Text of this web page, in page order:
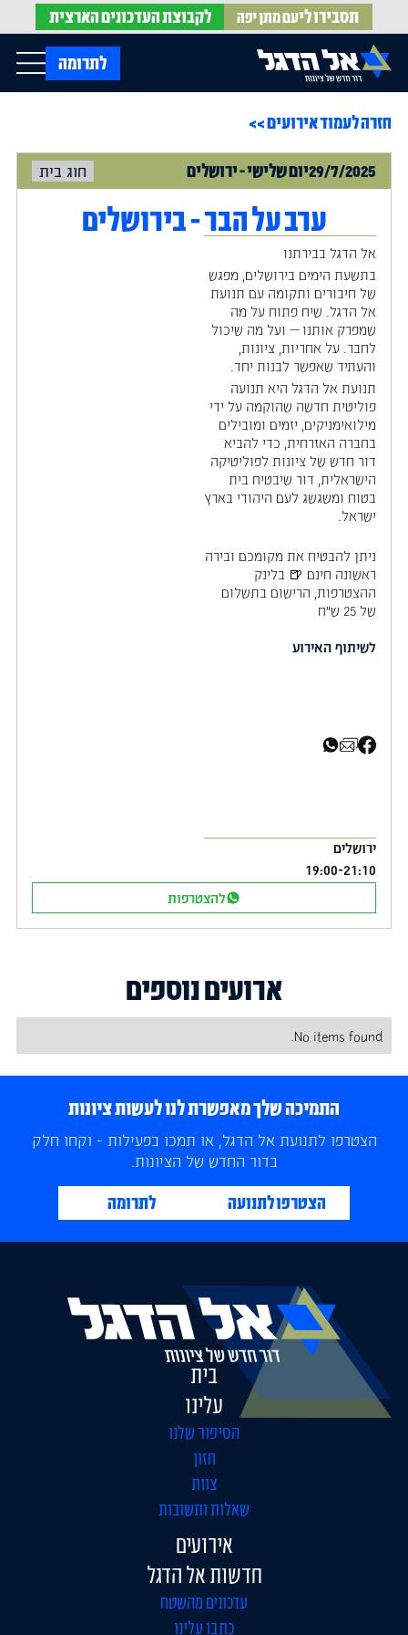
תסבירו ליעם מתן יפה לקבוצתהעדכונים הארצית
בית
עלינו
אירועים
חדשות אל הדגל
עדכונים מהשטח
הופעות בתקשורת
חוק אל הדגל
חמ"ל הגיוס
צרו קשר
EN
לתרומה Menu
חזרה לעמוד אירועים >>
29/7/2025יוםשלישי-ירושלים חוג בית
ערב על הבר - בירושלים
אל הדגל בבירתנו
בתשעת הימים בירושלים, מפגש
של חיבורים ותקומה עם תנועת
אל הדגל. שיח פתוח על מה
שמפרק אותנו — ועל מה שיכול
לחבר. על אחריות, ציונות,
והעתיד שאפשר לבנות יחד.
תנועת אל הדגל היא תנועה
פוליטית חדשה שהוקמה על ידי
מילואימניקים, יזמים ומובילים
בחברה האזרחית, כדי להביא
דור חדש של ציונות לפוליטיקה
הישראלית, דור שיבטיח בית
בטוח ומשגשג לעם היהודי בארץ
ישראל.
ניתן להבטיח את מקומכם ובירה
ראשונה חינם 🍺 בלינק
ההצטרפות, הרישום בתשלום
של 25 ש"ח
לשיתוף האירוע
ירושלים
19:00-21:10
להצטרפות
ארועים נוספים
No items found.
התמיכה שלך מאפשרת לנו לעשות ציונות
הצטרפו לתנועת אל הדגל, או תמכו בפעילות - וקחו חלק
בדור החדש של הציונות.
הצטרפו לתנועה לתרומה
בית
עלינו
הסיפור שלנו
חזון
צוות
שאלות ותשובות
אירועים
חדשות אל הדגל
עדכונים מהשטח
כתבו עלינו